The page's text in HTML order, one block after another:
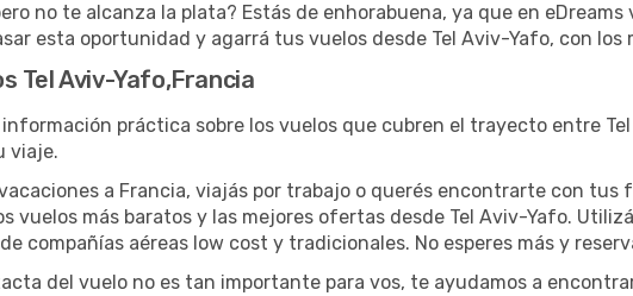
no te alcanza la plata? Estás de enhorabuena, ya que en
esta oportunidad y agarrá tus vuelos desde Tel Aviv-Yafo, con los
Tel Aviv-Yafo,Francia
práctica sobre los vuelos que cubren el trayecto entre
viaje.
a Francia, viajás por trabajo o querés encontrarte con tus
vuelos más baratos y las mejores ofertas desde Tel Aviv-Yafo.
compañías aéreas low cost y tradicionales. No esperes más y
del vuelo no es tan importante para vos, te ayudamos a